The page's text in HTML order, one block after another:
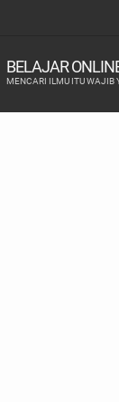
BELAJAR
MENCARI ILMU ITU WAJIB